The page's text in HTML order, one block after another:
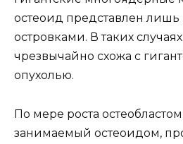
остеоид представлен
островками. В таких
чрезвычайно схожа с
опухолью.
По мере роста
занимаемый остеоидом,